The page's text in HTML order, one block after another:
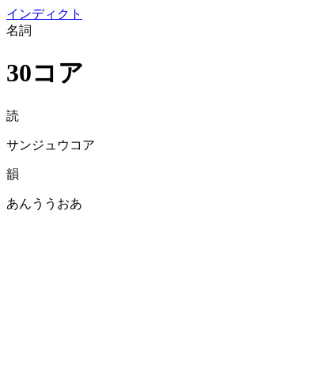
インディクト
名詞
30コア
読
サンジュウコア
韻
あんううおあ